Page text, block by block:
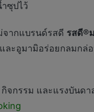
ซุปไว้
ากแบรนด์รสดี รสดี®
ะอูมามิอร่อยกลมกล่
กรรม และแรงบันดา